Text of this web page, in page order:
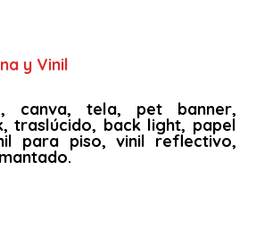
y Vinil
canva, tela, pet banner,
traslúcido, back light, papel
para piso, vinil reflectivo,